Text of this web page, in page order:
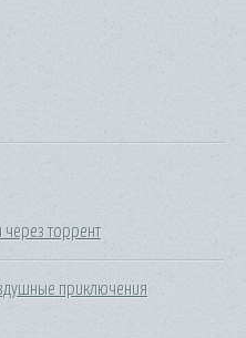
через торрент
приключения